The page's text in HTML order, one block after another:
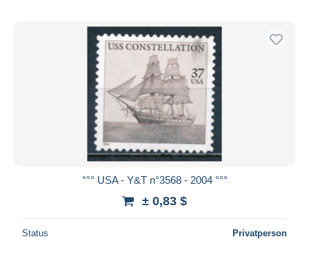
°°° USA - Y&T n°3568 - 2004 °°°
± 0,83 $
Status Privatperson